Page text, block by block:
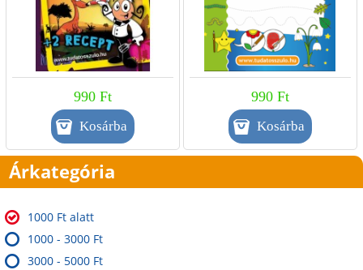
990 Ft 990 Ft
Árkategória
1000 Ft alatt
1000 - 3000 Ft
3000 - 5000 Ft